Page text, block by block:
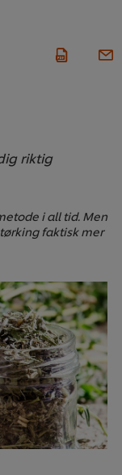
riktig
i all tid. Men
faktisk mer